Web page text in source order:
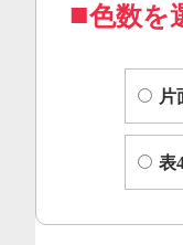
色数を
片
表